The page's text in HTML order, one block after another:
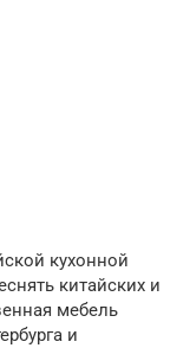
кухонной
китайских и
мебель
и